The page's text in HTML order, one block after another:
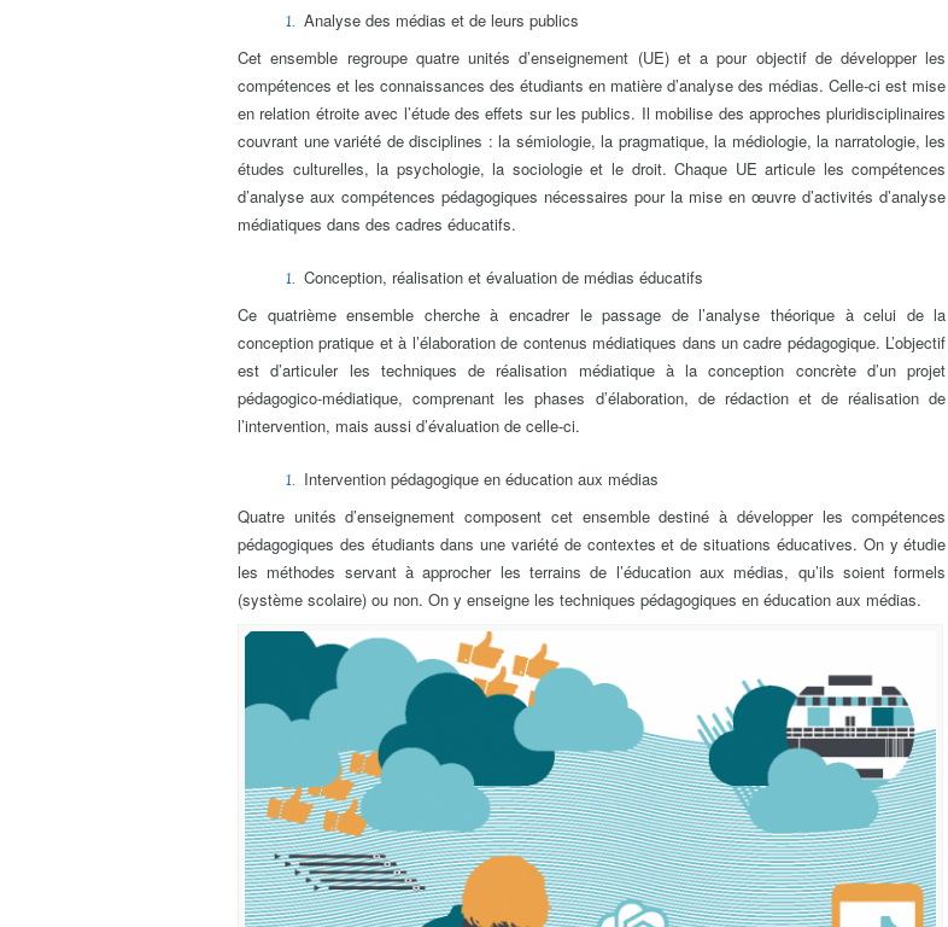
Analyse des médias et de leurs publics
Cet ensemble regroupe quatre unités d’enseignement (UE) et a pour objectif de développer les
compétences et les connaissances des étudiants en matière d’analyse des médias. Celle-ci est mise
en relation étroite avec l’étude des effets sur les publics. Il mobilise des approches pluridisciplinaires
couvrant une variété de disciplines : la sémiologie, la pragmatique, la médiologie, la narratologie, les
études culturelles, la psychologie, la sociologie et le droit. Chaque UE articule les compétences
d’analyse aux compétences pédagogiques nécessaires pour la mise en œuvre d’activités d’analyse
médiatiques dans des cadres éducatifs.
Conception, réalisation et évaluation de médias éducatifs
Ce quatrième ensemble cherche à encadrer le passage de l’analyse théorique à celui de la
conception pratique et à l’élaboration de contenus médiatiques dans un cadre pédagogique. L’objectif
est d’articuler les techniques de réalisation médiatique à la conception concrète d’un projet
pédagogico-médiatique, comprenant les phases d’élaboration, de rédaction et de réalisation de
l’intervention, mais aussi d’évaluation de celle-ci.
Intervention pédagogique en éducation aux médias
Quatre unités d’enseignement composent cet ensemble destiné à développer les compétences
pédagogiques des étudiants dans une variété de contextes et de situations éducatives. On y étudie
les méthodes servant à approcher les terrains de l’éducation aux médias, qu’ils soient formels
(système scolaire) ou non. On y enseigne les techniques pédagogiques en éducation aux médias.